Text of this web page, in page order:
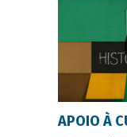
APOIO À